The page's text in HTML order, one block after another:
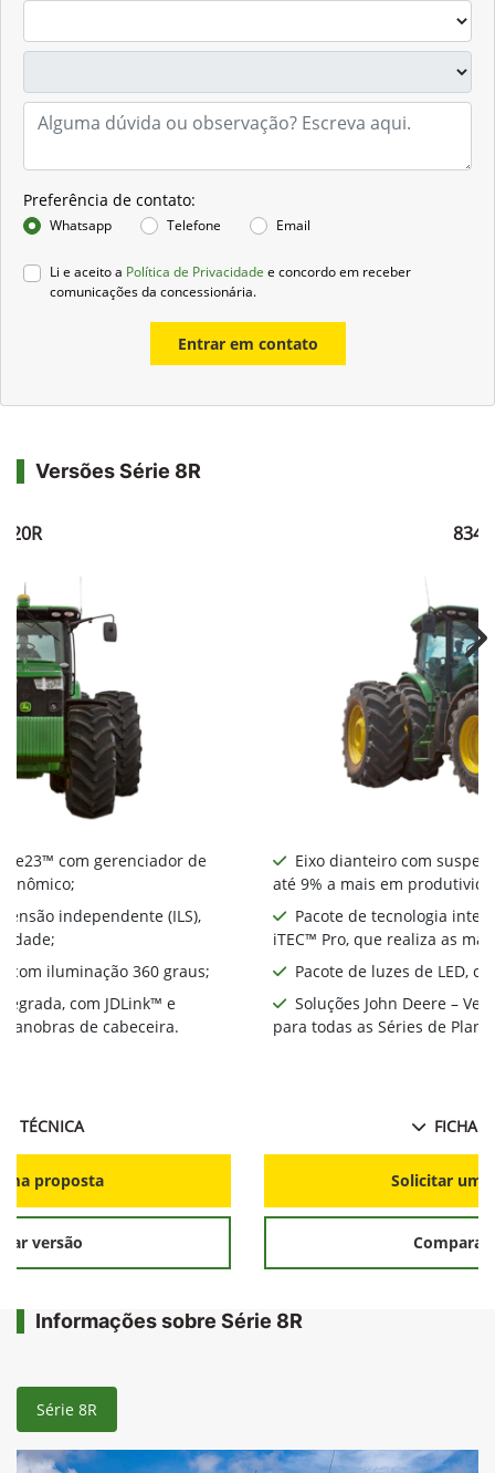
Preferência de contato:
Whatsapp Telefone Email
Li e aceito a Política de Privacidade e concordo em receber
comunicações da concessionária.
Entrar em contato
Versões Série 8R
e23™ com gerenciador de
independente (ILS),
com iluminação 360 graus;
com JDLink™ e
de cabeceira.
TÉCNICA
proposta
versão
Eixo dianteiro com
até 9% a mais em
Pacote de tecnologia
iTEC™ Pro, que realiza as
Pacote de luzes de LED,
Soluções John Deere –
para todas as Séries de
FICHA
Solicitar
Comparar
Informações sobre Série 8R
Série 8R